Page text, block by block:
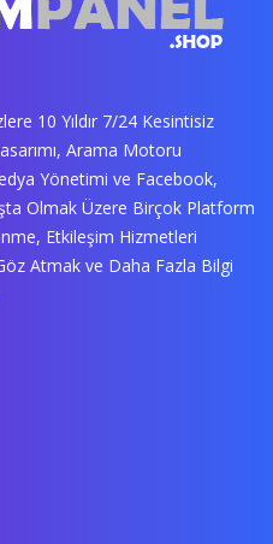
10 Yıldır 7/24 Kesintisiz
Arama Motoru
Yönetimi ve Facebook,
Olmak Üzere Birçok Platform
Etkileşim Hizmetleri
Atmak ve Daha Fazla Bilgi